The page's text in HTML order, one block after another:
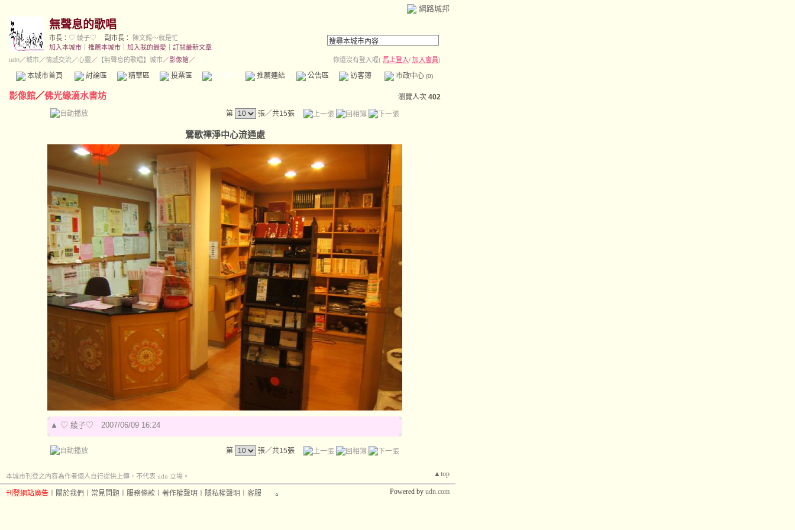
網路城邦
無聲息的歌唱
市長： ♡ 綾子♡ 副市長：
陳文錫～就是忙
加入本城市
推薦本城市 加入我的最愛
訂閱最新文章
udn／城市／情感交流／心靈 ／ 【無聲息的歌唱】城市／影像館／ 你還沒有登入喔( 馬上登入/ 加入會員)
本城市首頁 討論區 精華區 投票區 影像館 推薦連結 公告區 訪客簿 市政中心 (0)
影像館／佛光緣滴水書坊 瀏覽人次 402
第
張／共15張
鶯歌禪淨中心流通處
▲ ♡ 綾子♡ 2007/06/09 16:24
第 張／共15張
▲top
本城市刊登之內容為作者個人自行提供上傳，不代表 udn 立場。
刊登網站廣告 關於我們 常見問題 服務條款 著作權聲明 隱私權聲明 客服 Powered by udn.com